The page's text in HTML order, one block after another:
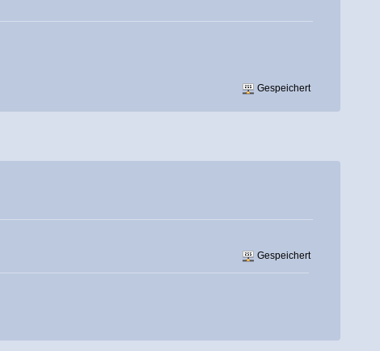
Gespeichert
Gespeichert